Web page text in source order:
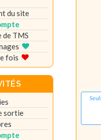
du site
de TMS
fois
sortie